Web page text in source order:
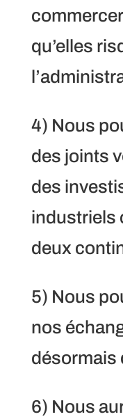
qu’elles
4) Nous
des joints
des
industriels
deux
5) Nous
nos
désormais
6) Nous